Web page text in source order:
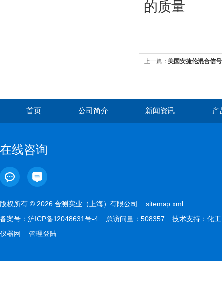
的质量
上一篇： 美国安捷伦混合信
首页 公司简介 新闻资讯 产
在线咨询
版权所有 © 2026 合测实业（上海）有限公司 sitemap.xml
备案号： 沪ICP备12048631号-4 总访问量：508357 技术支持： 化工
仪器网
管理登陆